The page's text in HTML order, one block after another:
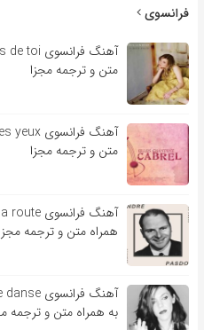
فرانسوی
متن و ترجمه مجزا
متن و ترجمه مجزا
همراه متن و ترجمه
به همراه متن و ترجمه